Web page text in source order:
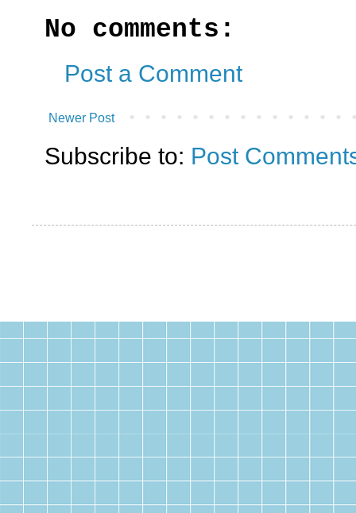
No comments:
Post a Comment
Newer Post
Subscribe to: Post